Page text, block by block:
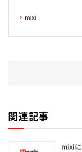
mixi
関連記事
mixi